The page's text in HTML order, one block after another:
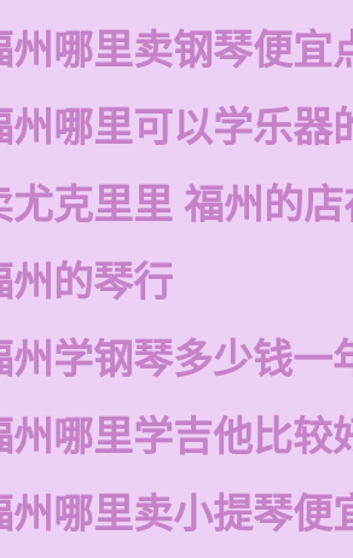
州哪里卖钢琴便宜
州哪里可以学乐器
尤克里里 福州的
州的琴行
州学钢琴多少钱一
州哪里学吉他比较
州哪里卖小提琴便